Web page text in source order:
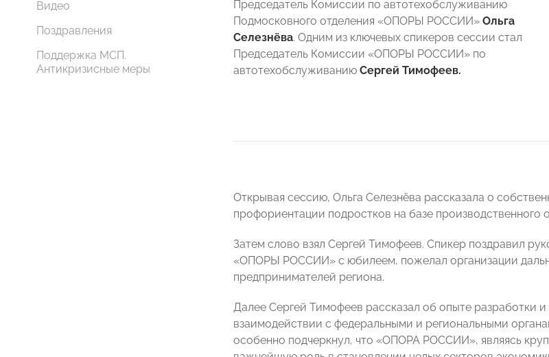
Видео
Поздравления
Поддержка МСП.
Антикризисные меры
Председатель Комиссии по автотехобслуживанию
Подмосковного отделения «ОПОРЫ РОССИИ» Ольга
Селезнёва. Одним из ключевых спикеров сессии стал
Председатель Комиссии «ОПОРЫ РОССИИ» по
автотехобслуживанию Сергей Тимофеев.
Открывая сессию, Ольга Селезнёва рассказала о
профориентации подростков на базе производственного
Затем слово взял Сергей Тимофеев. Спикер поздравил
«ОПОРЫ РОССИИ» с юбилеем, пожелал организации
предпринимателей региона.
Далее Сергей Тимофеев рассказал об опыте разработки
взаимодействии с федеральными и региональными
особенно подчеркнул, что «ОПОРА РОССИИ», являясь